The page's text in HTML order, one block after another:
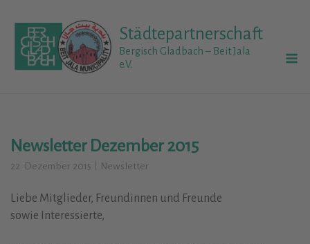
content
Städtepartnerschaft
Bergisch Gladbach – Beit Jala
e.V.
Newsletter Dezember 2015
22. Dezember 2015 Newsletter
Liebe Mitglieder, Freundinnen und Freunde
sowie Interessierte,